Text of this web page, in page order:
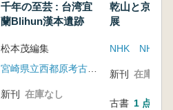
千年の至芸 : 台湾宜
蘭Blihun漢本遺跡
松本茂編集
宮崎県立西都原考古博物館
新刊 在庫なし
乾山と京の
展
新刊 在庫なし
古書 1 点